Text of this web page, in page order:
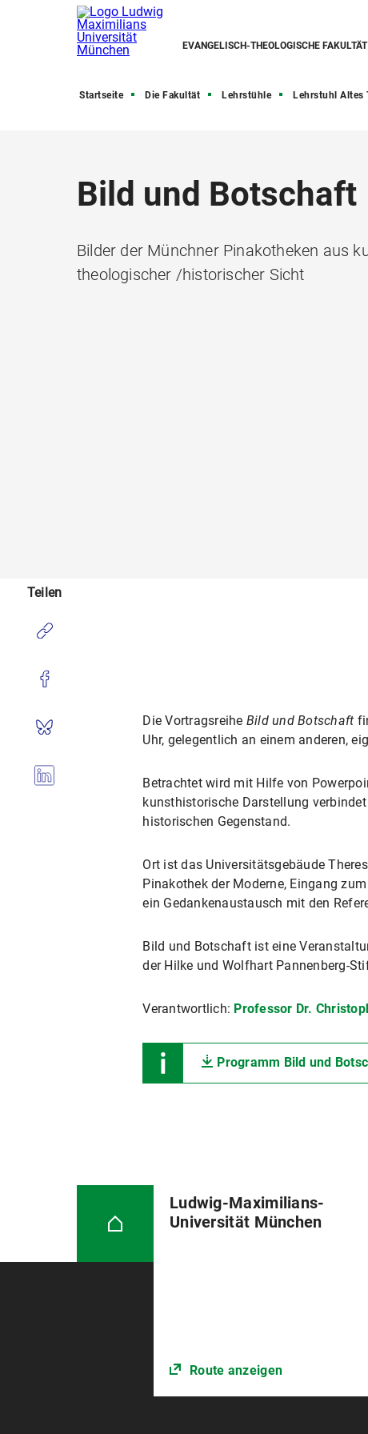
EVANGELISCH-THEOLOGISCHE FAKULTÄT
Startseite Die Fakultät Lehrstühle Lehrstuhl Altes
Bild und Botschaft
Bilder der Münchner Pinakotheken aus
theologischer /historischer Sicht
Die Vortragsreihe Bild und Botschaft
Uhr, gelegentlich an einem anderen,
Betrachtet wird mit Hilfe von
kunsthistorische Darstellung
historischen Gegenstand.
Ort ist das Universitätsgebäude
Pinakothek der Moderne, Eingang
ein Gedankenaustausch mit den
Bild und Botschaft ist eine
der Hilke und Wolfhart Pannenberg-
Verantwortlich: Professor Dr.
Programm Bild und
Teilen
Ludwig-Maximilians-
Universität München
Route anzeigen